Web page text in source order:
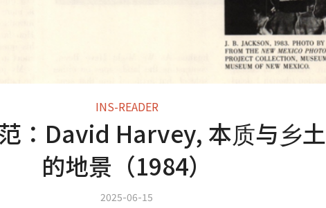
INS-READER
：David Harvey, 本质与乡土
的地景（1984）
2025-06-15